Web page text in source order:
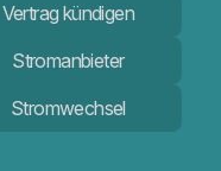
Vertrag kündigen
Stromanbieter
Stromwechsel